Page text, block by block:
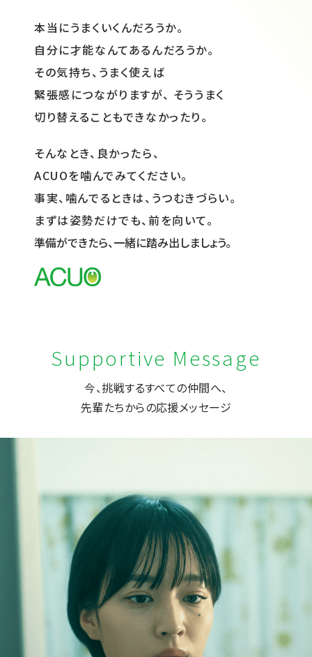
本当にうまくいくんだろうか。
自分に才能なんてあるんだろうか。
その気持ち、うまく使えば
緊張感につながりますが、 そううまく
切り替えることもできなかったり。
そんなとき、良かったら、
ACUOを噛んでみてください。
事実、噛んでるときは、うつむきづらい。
まずは姿勢だけでも、前を向いて。
準備ができたら、一緒に踏み出しましょう。
Supportive Message
今、挑戦するすべての仲間へ、
先輩たちからの応援メッセージ